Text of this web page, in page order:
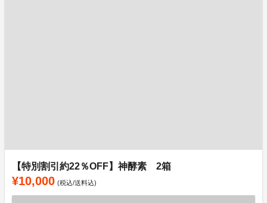
【特別割引約22％OFF】神酵素 2箱
¥10,000 (税込/送料込)